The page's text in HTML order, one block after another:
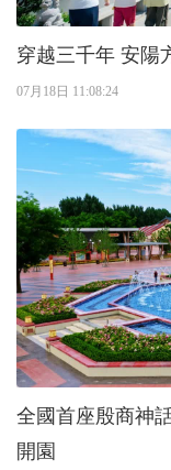
穿越三千年 安陽
07月18日 11:08:24
全國首座殷商神
開園